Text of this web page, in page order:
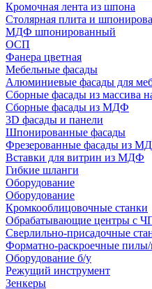
Кромочная лента из шпона
Столярная плита и
МДФ шпонированный
ОСП
Фанера цветная
Мебельные фасады
Алюминиевые фасады для
Сборные фасады из массива
Сборные фасады из МДФ
3D фасады и панели
Шпонированные фасады
Фрезерованные фасады из
Вставки для витрин из МДФ
Гибкие шланги
Оборудование
Оборудование
Кромкооблицовочные станки
Обрабатывающие центры с
Сверлильно-присадочные
Форматно-раскроечные
Оборудование б/у
Режущий инструмент
Зенкеры